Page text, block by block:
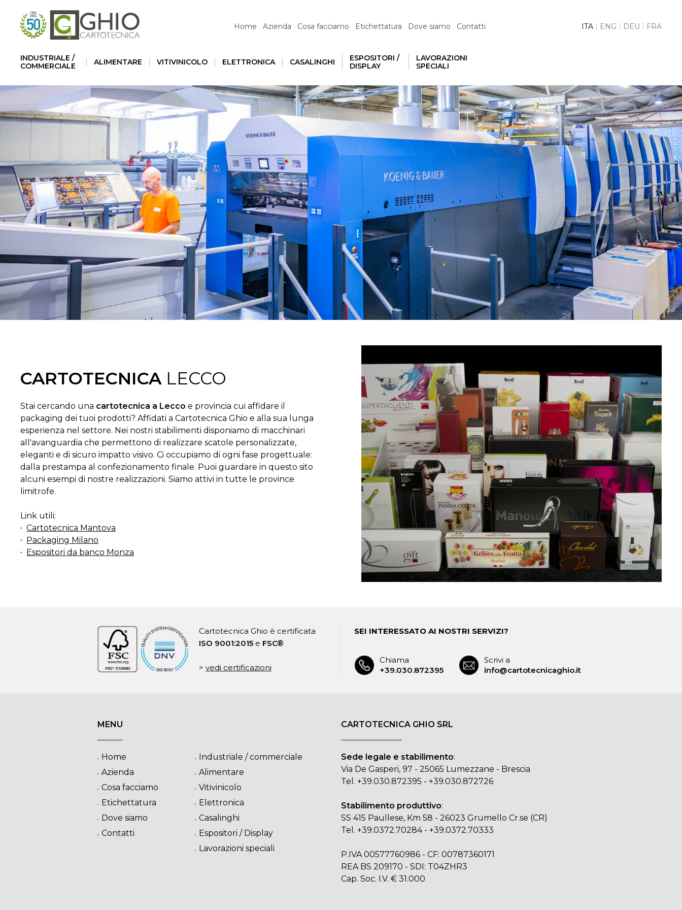
Home Azienda Cosa facciamo Etichettatura Dove siamo Contatti ITA ENG DEU FRA
INDUSTRIALE /
COMMERCIALE
ALIMENTARE VITIVINICOLO ELETTRONICA CASALINGHI
ESPOSITORI /
DISPLAY
LAVORAZIONI
SPECIALI
CARTOTECNICALECCO
Stai cercando una cartotecnica a Lecco e provincia cui affidare il
packaging dei tuoi prodotti? Affidati a Cartotecnica Ghio e alla sua lunga
esperienza nel settore. Nei nostri stabilimenti disponiamo di macchinari
all'avanguardia che permettono di realizzare scatole personalizzate,
eleganti e di sicuro impatto visivo. Ci occupiamo di ogni fase progettuale:
dalla prestampa al confezionamento finale. Puoi guardare in questo sito
alcuni esempi di nostre realizzazioni. Siamo attivi in tutte le province
limitrofe.
Link utili:
Cartotecnica Mantova
Packaging Milano
Espositori da banco Monza
Cartotecnica Ghio è certificata
ISO 9001:2015 e FSC®
> vedi certificazioni
SEI INTERESSATO AI NOSTRI SERVIZI?
Chiama
+39.030.872395
Scrivi a
info@cartotecnicaghio.it
MENU
Home
Azienda
Cosa facciamo
Etichettatura
Dove siamo
Contatti
Industriale / commerciale
Alimentare
Vitivinicolo
Elettronica
Casalinghi
Espositori / Display
Lavorazioni speciali
CARTOTECNICA GHIO SRL
Sede legale e stabilimento:
Via De Gasperi, 97 - 25065 Lumezzane - Brescia
Tel. +39.030.872395 - +39.030.872726
Stabilimento produttivo:
SS 415 Paullese, Km 58 - 26023 Grumello Cr.se (CR)
Tel. +39.0372.70284- +39.0372.70333
P.IVA 00577760986 - CF: 00787360171
REA BS 209170 - SDI: T04ZHR3
Cap. Soc. I.V. € 31.000